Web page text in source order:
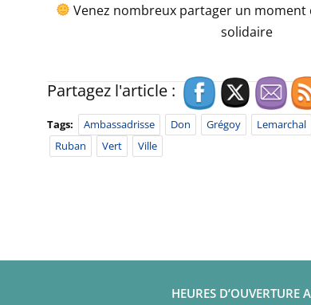
Venez nombreux partager un
solidaire
Partagez l'article :
Tags: Ambassadrisse Don Grégoy Lemarchal
Ruban
Vert Ville
HEURES